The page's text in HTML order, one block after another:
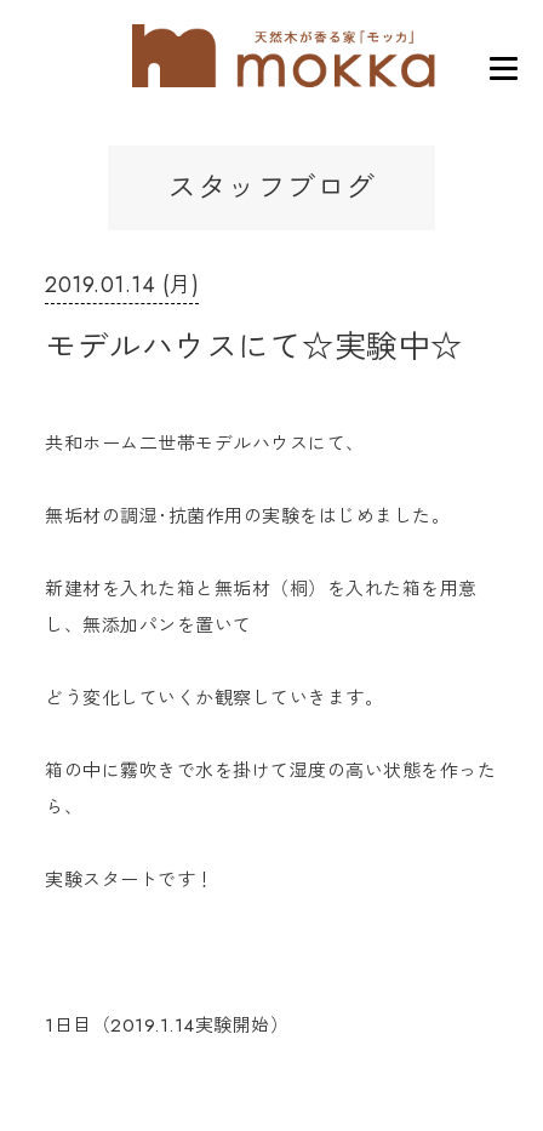
スタッフブログ
2019.01.14 (月)
モデルハウスにて☆実験中☆
共和ホーム二世帯モデルハウスにて、
無垢材の調湿･抗菌作用の実験をはじめました。
新建材を入れた箱と無垢材（桐）を入れた箱を用意
し、無添加パンを置いて
どう変化していくか観察していきます。
箱の中に霧吹きで水を掛けて湿度の高い状態を作った
ら、
実験スタートです！
1日目（2019.1.14実験開始）